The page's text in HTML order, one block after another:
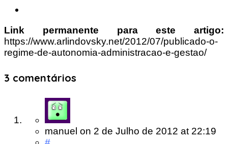
Link permanente para este artigo:
https://www.arlindovsky.net/2012/07/publicado-o-
regime-de-autonomia-administracao-e-gestao/
3 comentários
manuel on 2 de Julho de 2012 at 22:19